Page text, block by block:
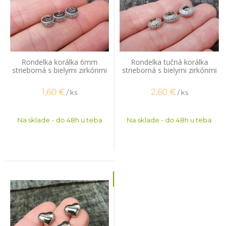
Rondelka korálka 6mm
strieborná s bielymi zirkónmi
1,60 €/ ks
Na sklade - do 48h u teba
Rondelka tučná korálka
strieborná s bielymi zirkónmi
2,60 € / ks
Na sklade - do 48h u teba